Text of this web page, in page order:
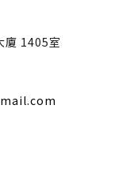
廈 1405室